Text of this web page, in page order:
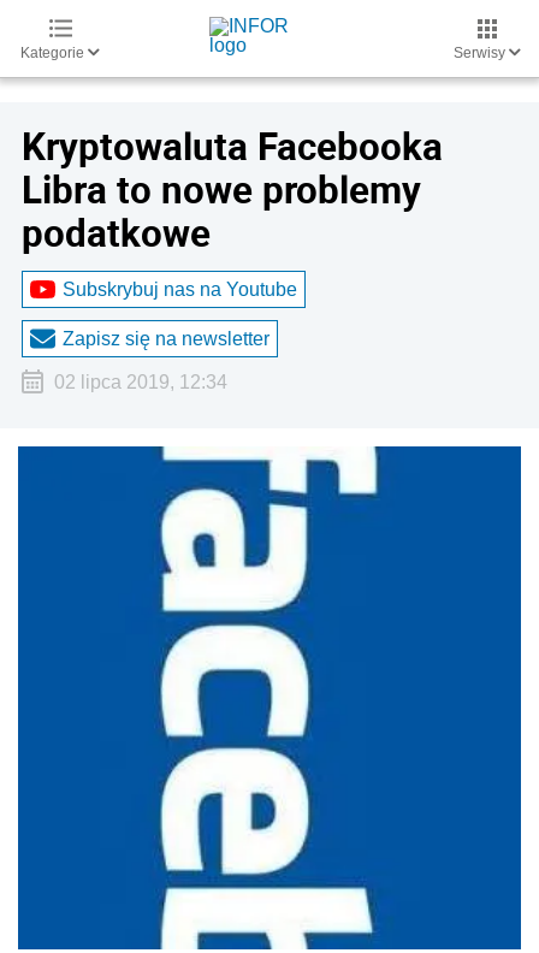
Kategorie Serwisy
Kryptowaluta Facebooka
Libra to nowe problemy
podatkowe
Subskrybuj nas na Youtube
Zapisz się na newsletter
02 lipca 2019, 12:34